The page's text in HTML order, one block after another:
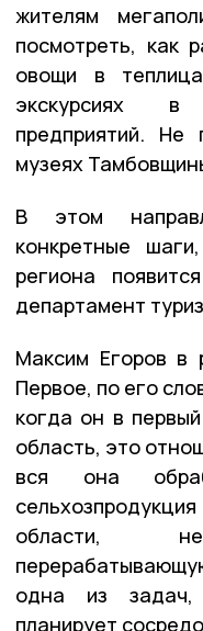
жителям
посмотреть, как
овощи в
экскурсиях
предприятий.
музеях
В этом
конкретные
региона
департамент
Максим Егоров в
Первое, по его
когда он в
область, это
вся она
области,
одна из задач,
планирует